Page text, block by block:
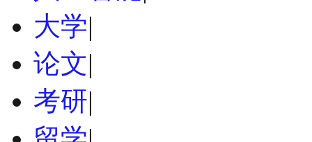
大学|
论文|
考研|